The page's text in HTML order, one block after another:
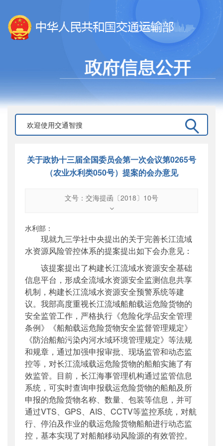
关于政协十三届全国委员会第一次会议第0265号
（农业水利类050号）提案的会办意见
文号：交海提函〔2018〕10号
交海提函〔2018〕10号
公开日期：2018年05月28日
主题词：政协十三届全国委员会第一次会议;提
案
机构分类：海事局
主题分类：公众参与
公文类型：部函
水利部：
现就九三学社中央提出的关于完善长江流域
水资源风险管控体系的提案提出如下会办意见：
该提案提出了构建长江流域水资源安全基础
信息平台，形成全流域水资源安全监测信息共享
机制，构建长江流域水资源安全预警系统等建
议。我部高度重视长江流域船舶载运危险货物的
安全监管工作，严格执行《危险化学品安全管理
条例》《船舶载运危险货物安全监督管理规定》
《防治船舶污染内河水域环境管理规定》等法规
和规章，通过加强申报审批、现场监管和动态监
控等，对长江流域载运危险货物的船舶实施了有
效监管。目前，长江海事管理机构通过监管信息
系统，可实时查询申报载运危险货物的船舶及所
申报的危险货物名称、数量、包装等信息，并可
通过VTS、GPS、AIS、CCTV等监控系统，对航
行、停泊及作业的载运危险货物船舶进行动态监
控，基本实现了对船舶移动风险源的有效管控。